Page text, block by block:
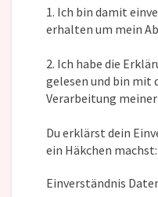
1. Ich bin damit
erhalten um mein
2. Ich habe die
gelesen und bin mit
Verarbeitung
Du erklärst dein
ein Häkchen machst:
Einverständnis